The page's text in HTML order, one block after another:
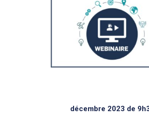
décembre 2023 de